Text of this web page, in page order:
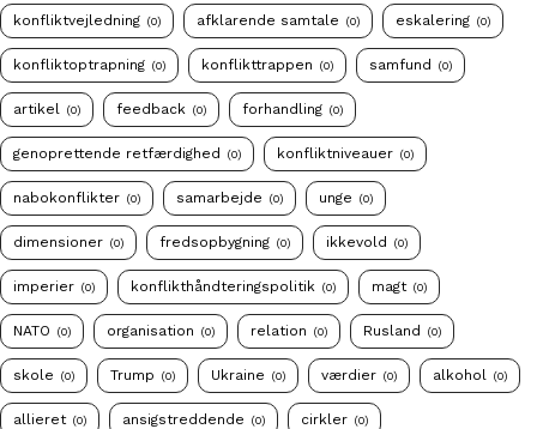
konfliktvejledning (0) afklarende samtale (0) eskalering (0)
konfliktoptrapning (0) konflikttrappen (0) samfund (0)
artikel (0) feedback (0) forhandling (0)
genoprettende retfærdighed (0) konfliktniveauer (0)
nabokonflikter (0) samarbejde (0) unge (0)
dimensioner (0) fredsopbygning (0) ikkevold (0)
imperier (0) konflikthåndteringspolitik (0) magt (0)
NATO (0) organisation (0) relation (0) Rusland (0)
skole (0) Trump (0) Ukraine (0) værdier (0) alkohol (0)
allieret (0) ansigstreddende (0) cirkler (0)